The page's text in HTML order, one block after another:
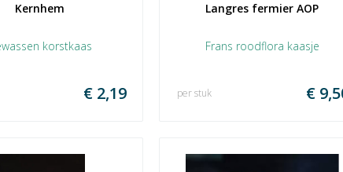
Kernhem
korstkaas
€ 2,19
Langres fermier AOP
Frans roodflora kaasje
€
per stuk